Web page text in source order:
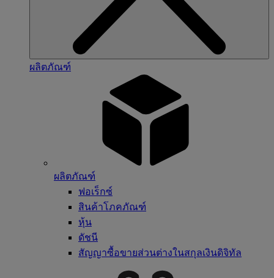
ผลิตภัณฑ์
ผลิตภัณฑ์
ฟอเร็กซ์
สินค้าโภคภัณฑ์
หุ้น
ดัชนี
สัญญาซื้อขายส่วนต่างในสกุลเงินดิจิทัล